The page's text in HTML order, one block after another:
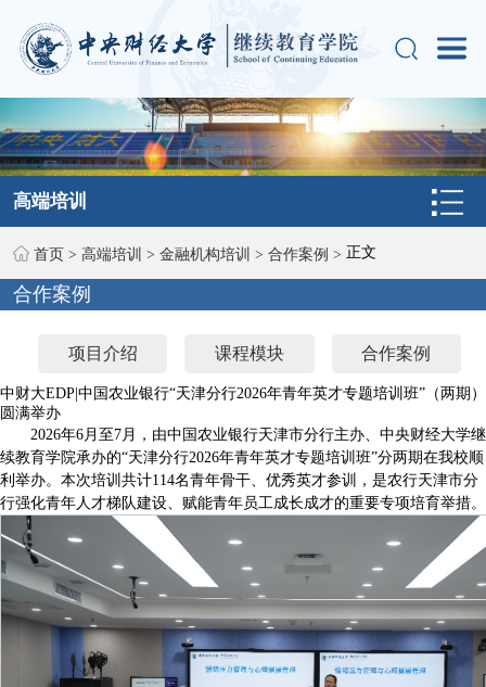
高端培训
首页 > 高端培训 > 金融机构培训 > 合作案例 > 正文
合作案例
项目介绍 课程模块 合作案例
中财大EDP|中国农业银行“天津分行2026年青年英才专题培训班”（两期）
圆满举办
2026年6月至7月，由中国农业银行天津市分行主办、中央财经大学继
续教育学院承办的“天津分行2026年青年英才专题培训班”分两期在我校顺
利举办。本次培训共计114名青年骨干、优秀英才参训，是农行天津市分
行强化青年人才梯队建设、赋能青年员工成长成才的重要专项培育举措。